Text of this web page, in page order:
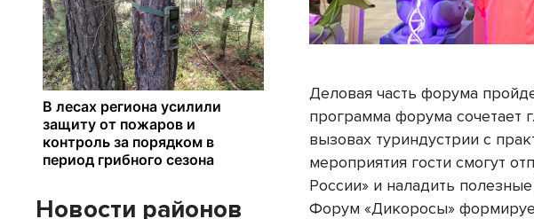
Деловая часть форума
программа форума сочетает
вызовах туриндустрии с
мероприятия гости смогут
России» и наладить
Форум «Дикоросы»
Новости районов